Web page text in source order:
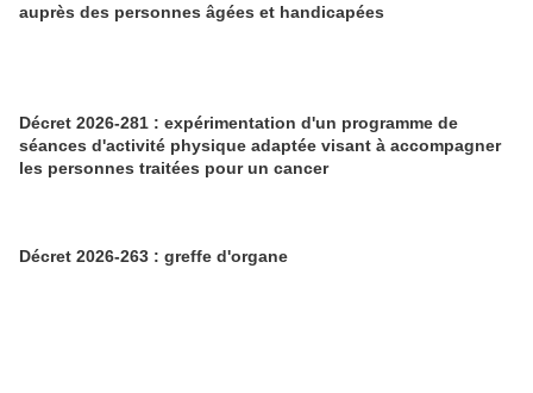
auprès des personnes âgées et handicapées
Décret 2026-281 : expérimentation d'un programme de
séances d'activité physique adaptée visant à accompagner
les personnes traitées pour un cancer
Décret 2026-263 : greffe d'organe